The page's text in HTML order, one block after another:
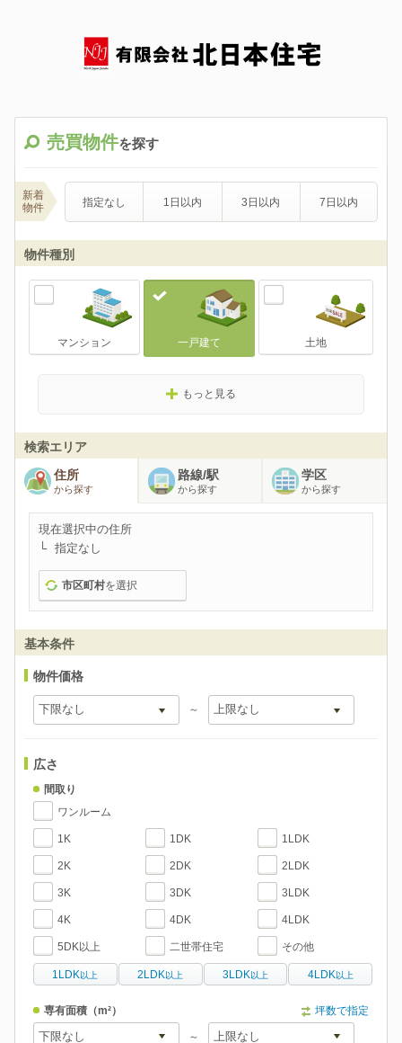
売買物件を探す
新着
物件
指定なし 1日以内 3日以内 7日以内
物件種別
マンション 一戸建て 土地
もっと見る
検索エリア
住所
から探す
路線/駅
から探す
学区
から探す
現在選択中の住所
指定なし
市区町村を選択
基本条件
物件価格
～
広さ
間取り
ワンルーム
1K 1DK 1LDK
2K 2DK 2LDK
3K 3DK 3LDK
4K 4DK 4LDK
5DK以上 二世帯住宅 その他
1LDK 以上 2LDK 以上 3LDK 以上 4LDK 以上
専有面積（m²） 坪数で指定
～